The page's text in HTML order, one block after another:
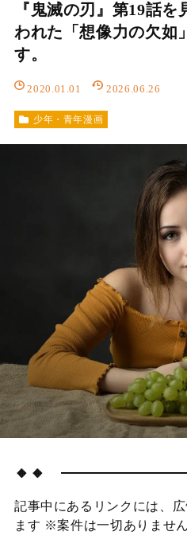
『鬼滅の刃』第19話
われた「想像力の欠如
す。
2020.01.01 2026.06.26
少年・青年漫画
🔸🔸
記事中にあるリンクには、
ます ※案件は一切ありません